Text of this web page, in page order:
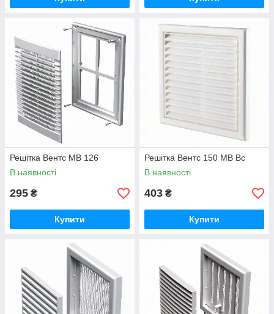
Решітка Вентс МВ 126
В наявності
295 ₴
Купити
Решітка Вентс 150 МВ Вс
В наявності
403 ₴
Купити